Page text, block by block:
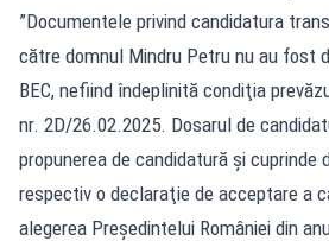
”Documentele privind candidatura
către domnul Mindru Petru nu au fost
BEC, nefiind îndeplinită condiţia
nr. 2D/26.02.2025. Dosarul de
propunerea de candidatură şi cuprinde
respectiv o declaraţie de acceptare a
alegerea Preşedintelui României din